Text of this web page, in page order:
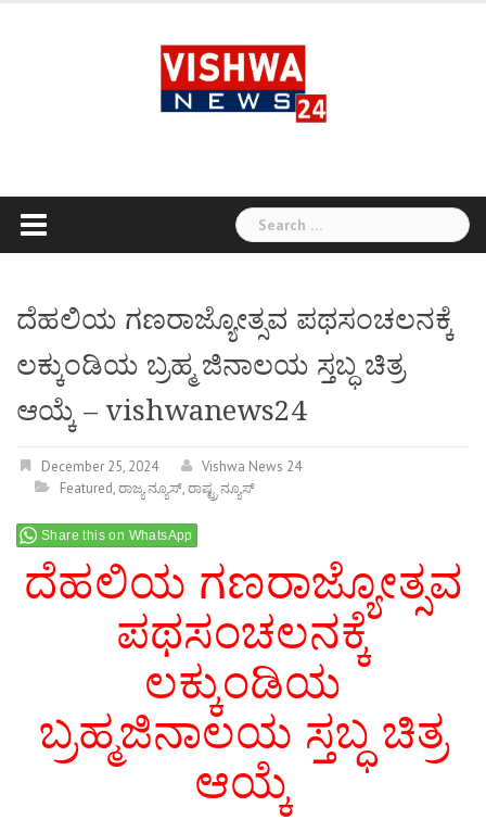
Search
for:
ದೆಹಲಿಯ ಗಣರಾಜ್ಯೋತ್ಸವ ಪಥಸಂಚಲನಕ್ಕೆ
ಲಕ್ಕುಂಡಿಯ ಬ್ರಹ್ಮ ಜಿನಾಲಯ ಸ್ತಬ್ಧ ಚಿತ್ರ
ಆಯ್ಕೆ – vishwanews24
December 25, 2024
Vishwa News 24
Featured,ರಾಜ್ಯ ನ್ಯೂಸ್,ರಾಷ್ಟ್ರ ನ್ಯೂಸ್
Share this on WhatsApp
ದೆಹಲಿಯ ಗಣರಾಜ್ಯೋತ್ಸವ
ಪಥಸಂಚಲನಕ್ಕೆ
ಲಕ್ಕುಂಡಿಯ
ಬ್ರಹ್ಮಜಿನಾಲಯ ಸ್ತಬ್ಧ ಚಿತ್ರ
ಆಯ್ಕೆ